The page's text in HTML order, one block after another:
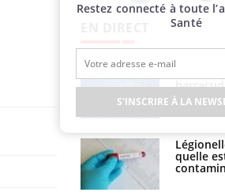
Facebook Twitter
secourue
réflexe
quelle
Restez connecté à toute
Santé
S'INSCRIRE À LA